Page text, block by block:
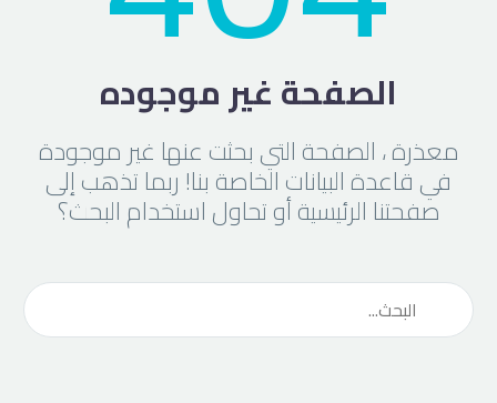
الصفحة غير موجوده
معذرة ، الصفحة التي بحثت عنها غير موجودة
في قاعدة البيانات الخاصة بنا! ربما تذهب إلى
صفحتنا الرئيسية أو تحاول استخدام البحث؟